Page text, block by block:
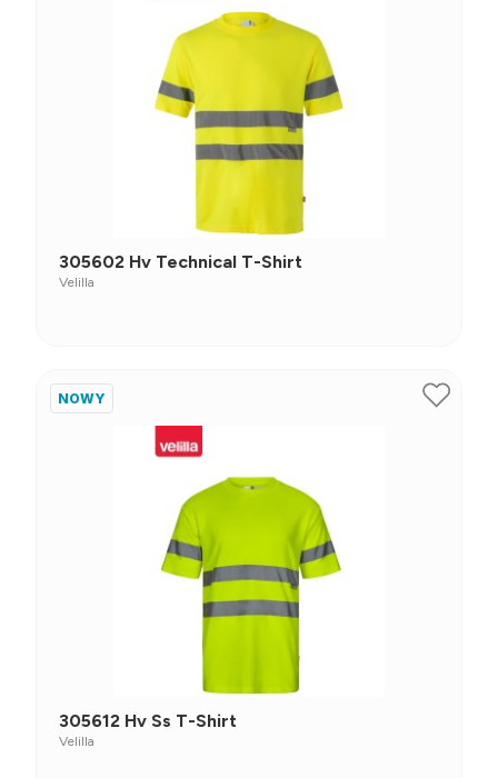
305602 Hv Technical T-Shirt
Velilla
NOWY
305612 Hv Ss T-Shirt
Velilla